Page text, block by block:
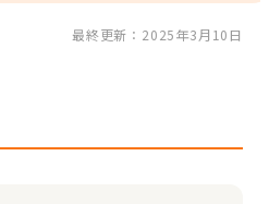
最終更新：2025年3月10日